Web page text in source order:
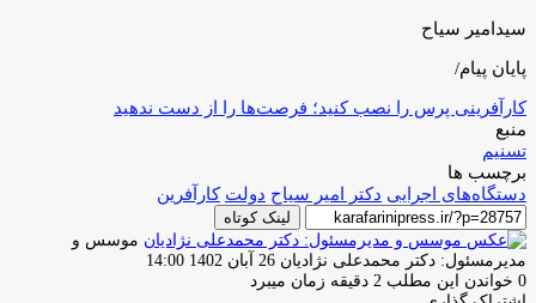
سیدامیر سیاح
پایان پیام/
کارآفرینی پرس را نصب کنید؛ فرصت‌ها را از دست ندهید
منبع
تسنیم
برچسب ها
دستگاه‌های اجرایی دکتر امیر سیاح دولت کارآفرین
لینک کوتاه
موسس و
مدیرمسئول: دکتر محمدعلی نژادیان ارسال
ایمیل
26 آبان 1402 14:00
0 خواندن این مطلب 2 دقیقه زمان میبرد